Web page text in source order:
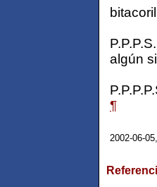
algún
¶
2002-06-